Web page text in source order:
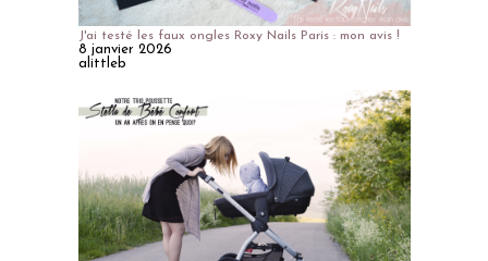
J'ai testé les faux ongles Roxy Nails Paris : mon avis !
8 janvier 2026
alittleb